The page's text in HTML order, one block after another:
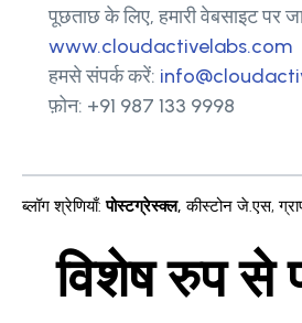
पूछताछ के लिए, हमारी वेबसाइट पर
www.cloudactivelabs.com
हमसे संपर्क करें:
फ़ोन: +91 987 133 9998
ब्लॉग श्रेणियाँ: पोस्टग्रेस्क्ल, कीस्टोन जे.एस,
विशेष रुप से